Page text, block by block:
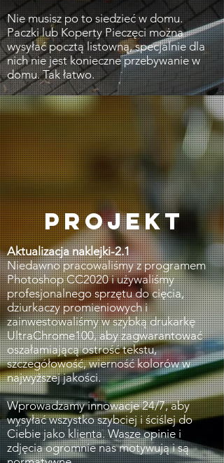
Nie musisz po to siedzieć w domu.
Paczki lub Koperty Pieczęci można
wysyłać pocztą listowną, specjalnie dla
nich nie jest konieczne przebywanie w
domu. Tak łatwo.
PROJEKT
Aktualizacja naklejki-2.1
Niedawno pracowaliśmy z programem
Photoshop CC2020 i używaliśmy
profesjonalnego sprzętu do cięcia,
dziurkaczy promieniowych i
zainwestowaliśmy w szybką drukarkę
UltraChrome100, aby zagwarantować
oszałamiającą ostrość tekstu,
szczegółowość, wierność kolorów w
najwyższej jakości.
Wprowadzamy innowacje 24/7, aby
wysyłać wszystko szybciej i ściślej do
Ciebie jako klienta. Wasze opinie i
zdjęcia ogromnie nas motywują i są